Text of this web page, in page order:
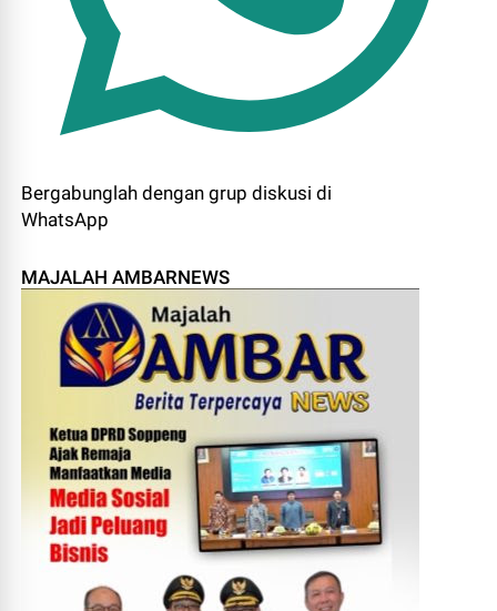
Bergabunglah dengan grup diskusi di
WhatsApp
MAJALAH AMBARNEWS